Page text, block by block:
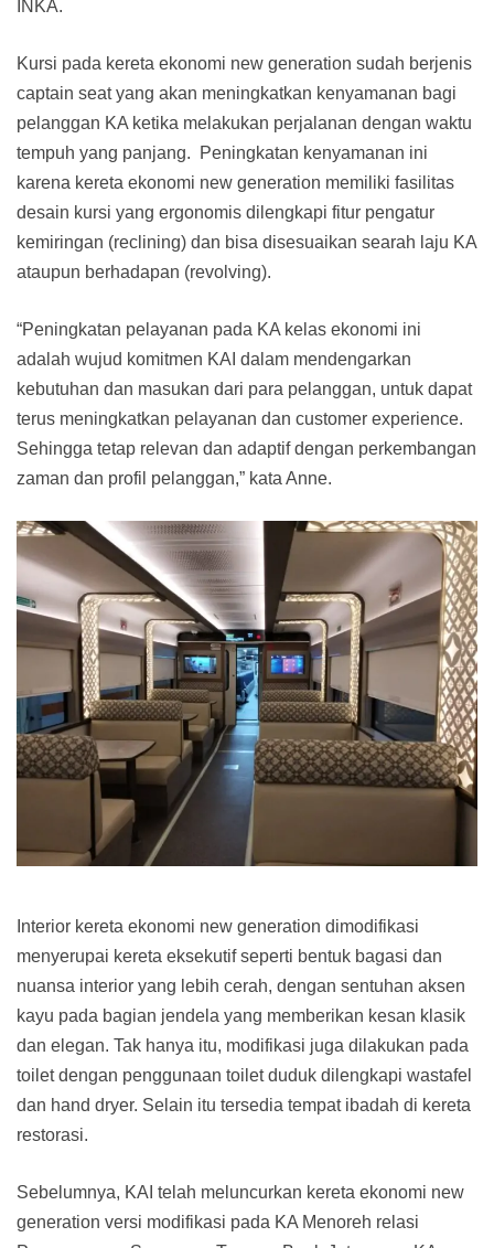
INKA.
Kursi pada kereta ekonomi new generation sudah berjenis
captain seat yang akan meningkatkan kenyamanan bagi
pelanggan KA ketika melakukan perjalanan dengan waktu
tempuh yang panjang. Peningkatan kenyamanan ini
karena kereta ekonomi new generation memiliki fasilitas
desain kursi yang ergonomis dilengkapi fitur pengatur
kemiringan (reclining) dan bisa disesuaikan searah laju KA
ataupun berhadapan (revolving).
“Peningkatan pelayanan pada KA kelas ekonomi ini
adalah wujud komitmen KAI dalam mendengarkan
kebutuhan dan masukan dari para pelanggan, untuk dapat
terus meningkatkan pelayanan dan customer experience.
Sehingga tetap relevan dan adaptif dengan perkembangan
zaman dan profil pelanggan,” kata Anne.
Interior kereta ekonomi new generation dimodifikasi
menyerupai kereta eksekutif seperti bentuk bagasi dan
nuansa interior yang lebih cerah, dengan sentuhan aksen
kayu pada bagian jendela yang memberikan kesan klasik
dan elegan. Tak hanya itu, modifikasi juga dilakukan pada
toilet dengan penggunaan toilet duduk dilengkapi wastafel
dan hand dryer. Selain itu tersedia tempat ibadah di kereta
restorasi.
Sebelumnya, KAI telah meluncurkan kereta ekonomi new
generation versi modifikasi pada KA Menoreh relasi